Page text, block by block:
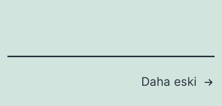
Daha eski